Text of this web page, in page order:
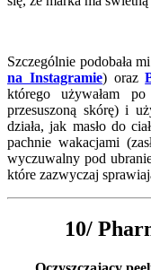
Szczególnie podobała
na Instagramie) oraz
którego używałam
przesuszoną skórę) i
działa, jak masło do
pachnie wakacjami
wyczuwalny pod
które zazwyczaj
10/